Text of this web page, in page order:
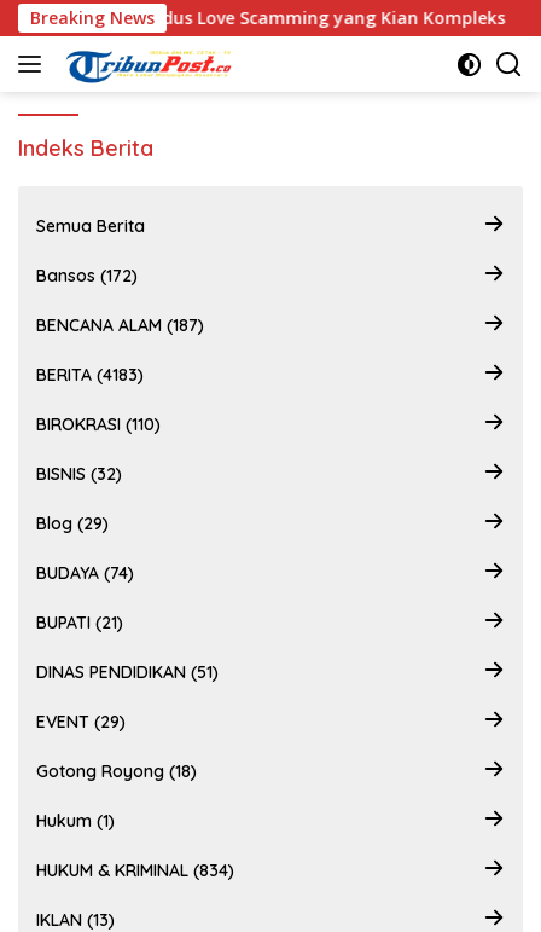
Langsung
ke
konten
Breaking News
Hadapi Modus Love Scamming yang Kian Kompleks
Indeks Berita
Semua Berita
Bansos (172)
BENCANA ALAM (187)
BERITA (4183)
BIROKRASI (110)
BISNIS (32)
Blog (29)
BUDAYA (74)
BUPATI (21)
DINAS PENDIDIKAN (51)
EVENT (29)
Gotong Royong (18)
Hukum (1)
HUKUM & KRIMINAL (834)
IKLAN (13)